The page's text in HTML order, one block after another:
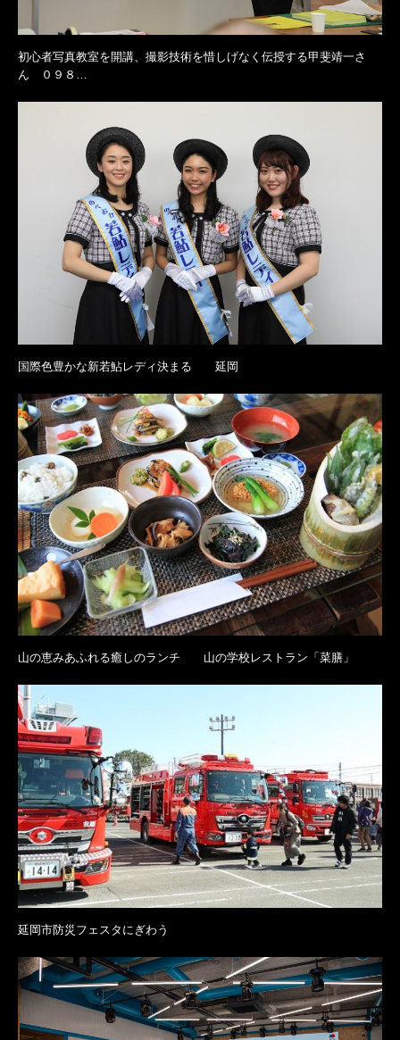
初心者写真教室を開講、撮影技術を惜しげなく伝授する甲斐靖一さ
ん ０９８…
国際色豊かな新若鮎レディ決まる 延岡
山の恵みあふれる癒しのランチ 山の学校レストラン「菜膳」
延岡市防災フェスタにぎわう